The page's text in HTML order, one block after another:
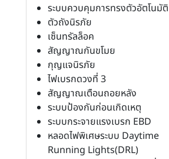
ระบบควบคุมการทรงตัวอัตโนมัติ
ตัวถังนิรภัย
เซ็นทรัลล็อค
สัญญาณกันขโมย
กุญแจนิรภัย
ไฟเบรกดวงที่ 3
สัญญาณเตือนถอยหลัง
ระบบป้องกันก่อนเกิดเหตุ
ระบบกระจายแรงเบรก EBD
หลอดไฟพิเศษระบบ Daytime
Running Lights(DRL)